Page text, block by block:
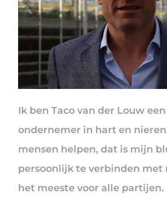
Ik ben Taco van der Louw
ondernemer in hart en
mensen helpen, dat is mijn
persoonlijk te verbinden met
het meeste voor alle partijen.